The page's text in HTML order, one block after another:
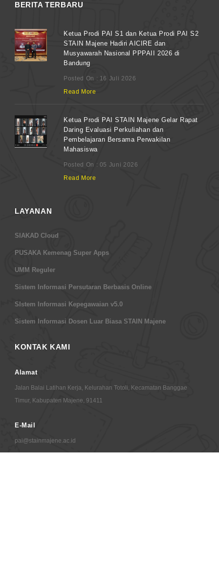
BERITA TERBARU
Ketua Prodi PAI S1 dan Ketua Prodi PAI S2
STAIN Majene Hadiri AICIRE dan
Musyawarah Nasional PPPAII 2026 di
Bandung
Posted On : 16 Juli 2026
Read More
Ketua Prodi PAI STAIN Majene Gelar Rapat
Daring Evaluasi Perkuliahan dan
Pembelajaran Bersama Perwakilan
Mahasiswa
Posted On : 05 Juni 2026
Read More
LAYANAN
SIAKAD Cloud
PUSAKA Kemenag Super Apps
UMM Reguler
Sistem Informasi Persutaran Berbasis Online
SIstem Informasi Kepegawaian v5.0
Sistem Informasi Dosen Luar Biasa STAIN Majene
KONTAK KAMI
Alamat
Jalan Balai Latihan Kerja, Kelurahan Totoli, Kecamatan Banggae
Timur, Kabupaten Majene, 91411
E-Mail
pai@stainmajene.ac.id